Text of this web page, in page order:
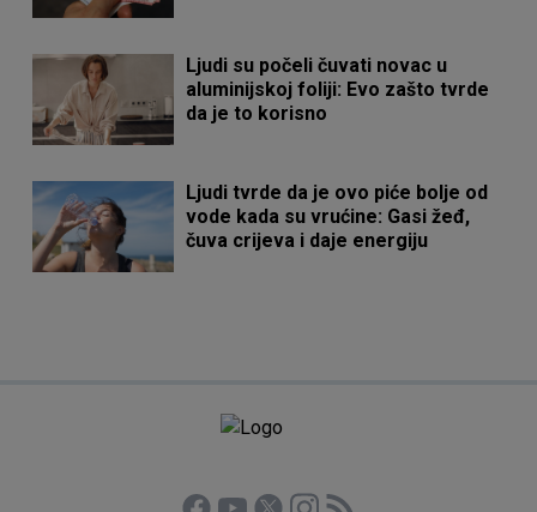
Ljudi su počeli čuvati novac u
aluminijskoj foliji: Evo zašto tvrde
da je to korisno
Ljudi tvrde da je ovo piće bolje od
vode kada su vrućine: Gasi žeđ,
čuva crijeva i daje energiju